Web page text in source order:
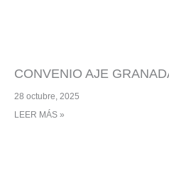
CONVENIO AJE
28 octubre, 2025
LEER MÁS »